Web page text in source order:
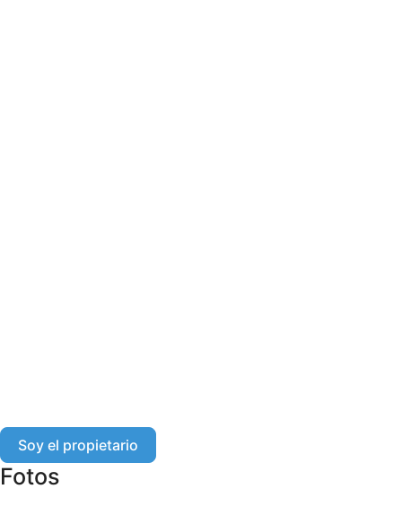
Soy el propietario
Fotos